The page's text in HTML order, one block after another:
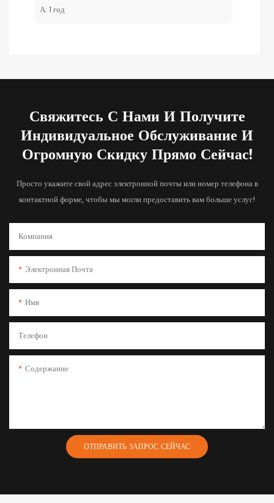
А: 1 год
Свяжитесь С Нами И Получите
Индивидуальное Обслуживание И
Огромную Скидку Прямо Сейчас!
Просто укажите свой адрес электронной почты или номер телефона в
контактной форме, чтобы мы могли предоставить вам больше услуг!
Компания
Электронная Почта
Имя
Телефон
Содержание
ОТПРАВИТЬ ЗАПРОС СЕЙЧАС